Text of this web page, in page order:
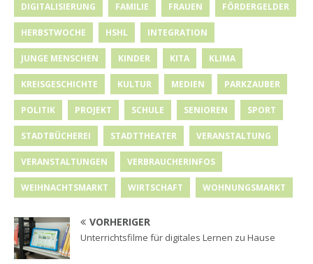
DIGITALISIERUNG FAMILIE FRAUEN FÖRDERGELDER
HERBSTWOCHE HSHL INTEGRATION
JUNGE MENSCHEN KINDER KITA KLIMA
KREISGESCHICHTE KULTUR MEDIEN PARKZAUBER
POLITIK PROJEKT SCHULE SENIOREN SPORT
STADTBÜCHEREI STADTTHEATER VERANSTALTUNG
VERANSTALTUNGEN VERBRAUCHERINFOS
WEIHNACHTSMARKT WIRTSCHAFT WOHNUNGSMARKT
VORHERIGER
Unterrichtsfilme für digitales Lernen zu Hause